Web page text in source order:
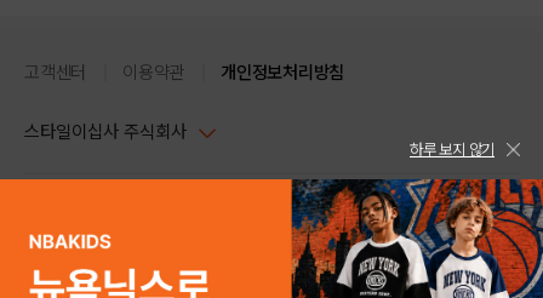
고객센터 이용약관 개인정보처리방침
스타일이십사 주식회사
주소 : 서울시 강남구 논현로 633, 6층 (논현동, 한세엠케이빌딩)
사업자등록번호 : 116-81-32499
통신판매업신고번호 : 제 2024-서울강남-04239
스타일24 고객센터 1544-5336
평일 09:00~ 18:00 (토/일/공휴일 휴무)
help Email : help@style24.com
하루 보지 않기